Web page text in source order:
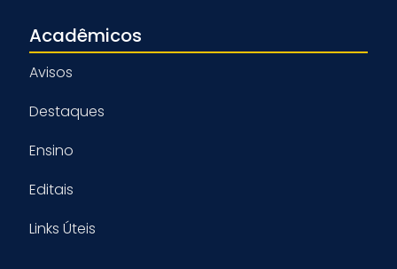
Acadêmicos
Avisos
Destaques
Ensino
Editais
Links Úteis